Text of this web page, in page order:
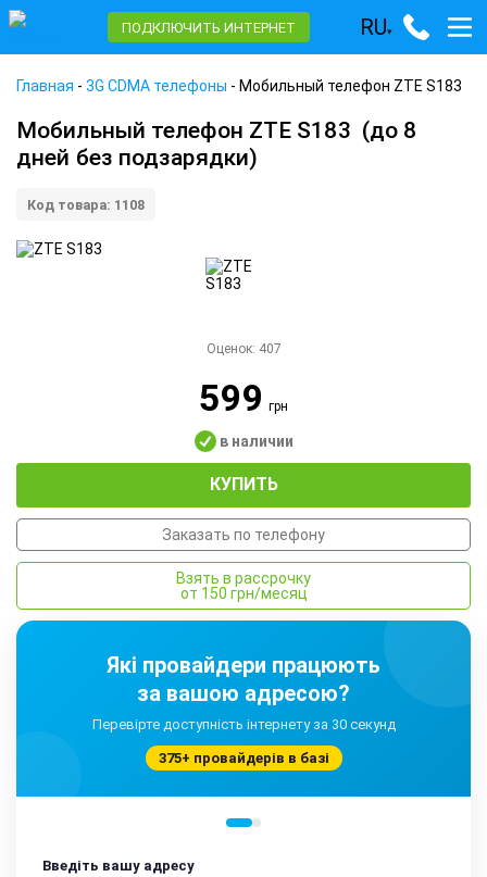
ПОДКЛЮЧИТЬ ИНТЕРНЕТ RU▾
Главная - 3G CDMA телефоны - Мобильный телефон ZTE S183
Мобильный телефон ZTE S183 (до 8
дней без подзарядки)
Код товара: 1108
Оценок: 407
599грн
в наличии
КУПИТЬ
Заказать по телефону
Взять в рассрочку
от 150 грн/месяц
Які провайдери працюють
за вашою адресою?
Перевірте доступність інтернету за 30 секунд
375+ провайдерів в базі
Введіть вашу адресу